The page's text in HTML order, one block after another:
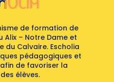
de formation de
– Notre Dame et
du Calvaire.Escholia
pédagogiques et
de favoriser la
élèves.